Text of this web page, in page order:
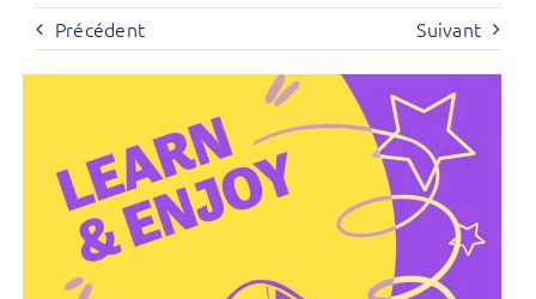
Précédent Suivant